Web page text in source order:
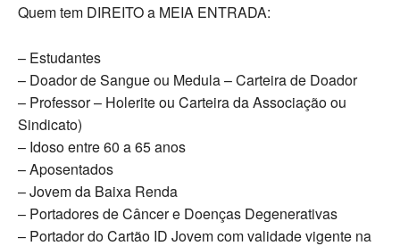
Quem tem DIREITO a MEIA ENTRADA:
– Estudantes
– Doador de Sangue ou Medula – Carteira de Doador
– Professor – Holerite ou Carteira da Associação ou
Sindicato)
– Idoso entre 60 a 65 anos
– Aposentados
– Jovem da Baixa Renda
– Portadores de Câncer e Doenças Degenerativas
– Portador do Cartão ID Jovem com validade vigente na